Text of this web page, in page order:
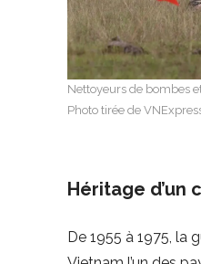
Nettoyeurs de bombes
Photo tirée de
Héritage
De 1955 à 1975, la